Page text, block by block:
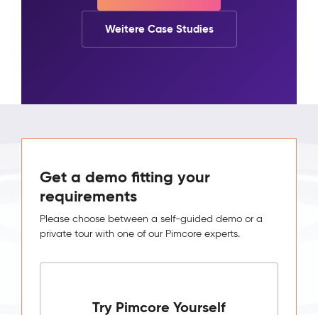
Weitere Case Studies
Get a demo fitting your
requirements
Please choose between a self-guided demo or a
private tour with one of our Pimcore experts.
Try Pimcore Yourself